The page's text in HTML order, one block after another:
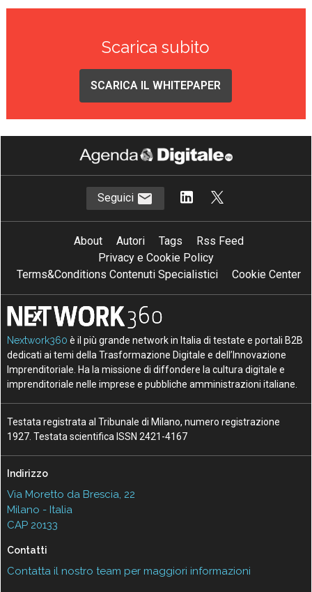
Scarica subito
SCARICA IL WHITEPAPER
Seguici
About Autori Tags
Rss Feed
Privacy e Cookie Policy
Terms&Conditions Contenuti Specialistici
Cookie Center
Nextwork360 è il più grande network in Italia di testate e portali B2B
dedicati ai temi della Trasformazione Digitale e dell’Innovazione
Imprenditoriale. Ha la missione di diffondere la cultura digitale e
imprenditoriale nelle imprese e pubbliche amministrazioni italiane.
Testata registrata al Tribunale di Milano, numero registrazione
1927. Testata scientifica ISSN 2421-4167
Indirizzo
Via Moretto da Brescia, 22
Milano - Italia
CAP 20133
Contatti
Contatta il nostro team per maggiori informazioni